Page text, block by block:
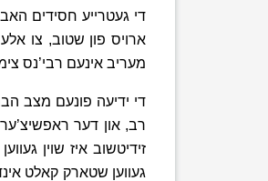
די געטרייע חסידים
ארויס פון שטוב, צו
מעריב אינעם רבי’נס
די ידיעה פונעם מצב
רב, און דער ראפשיצ’ער
זידיטשוב איז שוין
געווען שטארק קאלט